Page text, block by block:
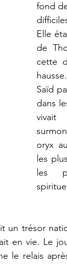
fond
Elle
de
cette
Saïd
dans
vivait
oryx
les
les
un trésor
en vie. Le
le relais